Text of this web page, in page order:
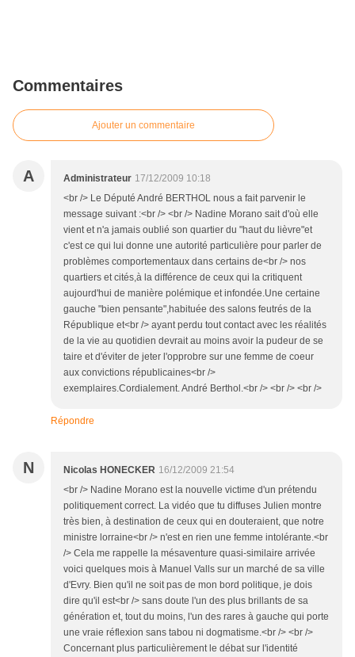
Commentaires
Ajouter un commentaire
A Administrateur 17/12/2009 10:18
<br /> Le Député André BERTHOL nous a fait parvenir le
message suivant :<br /> <br /> Nadine Morano sait d'où elle
vient et n'a jamais oublié son quartier du "haut du lièvre"et
c'est ce qui lui donne une autorité particulière pour parler de
problèmes comportementaux dans certains de<br /> nos
quartiers et cités,à la différence de ceux qui la critiquent
aujourd'hui de manière polémique et infondée.Une certaine
gauche "bien pensante",habituée des salons feutrés de la
République et<br /> ayant perdu tout contact avec les réalités
de la vie au quotidien devrait au moins avoir la pudeur de se
taire et d'éviter de jeter l'opprobre sur une femme de coeur
aux convictions républicaines<br />
exemplaires.Cordialement. André Berthol.<br /> <br /> <br />
Répondre
N Nicolas HONECKER 16/12/2009 21:54
<br /> Nadine Morano est la nouvelle victime d'un prétendu
politiquement correct. La vidéo que tu diffuses Julien montre
très bien, à destination de ceux qui en douteraient, que notre
ministre lorraine<br /> n'est en rien une femme intolérante.<br
/> Cela me rappelle la mésaventure quasi-similaire arrivée
voici quelques mois à Manuel Valls sur un marché de sa ville
d'Evry. Bien qu'il ne soit pas de mon bord politique, je dois
dire qu'il est<br /> sans doute l'un des plus brillants de sa
génération et, tout du moins, l'un des rares à gauche qui porte
une vraie réflexion sans tabou ni dogmatisme.<br /> <br />
Concernant plus particulièrement le débat sur l'identité